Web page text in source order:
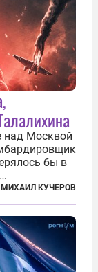
над Москвой
бы в
в
таранов.
МИХАИЛ КУЧЕРОВ